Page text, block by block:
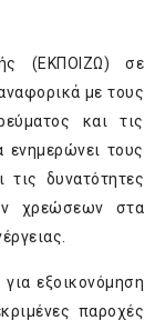
(ΕΚΠΟΙΖΩ) σε
με τους
και τις
ενημερώνει τους
δυνατότητες
χρεώσεων στα
εξοικονόμηση
παροχές